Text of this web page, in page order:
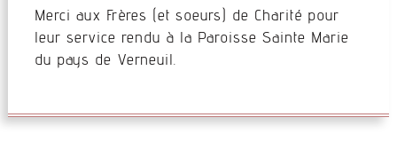
Merci aux Frères (et soeurs) de Charité pour
leur service rendu à la Paroisse Sainte Marie
du pays de Verneuil.